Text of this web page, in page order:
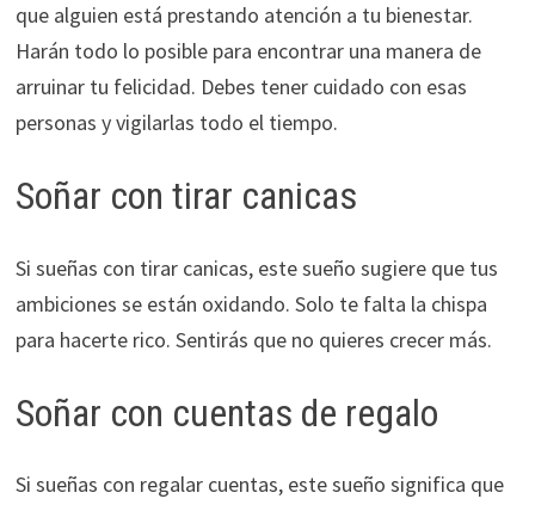
que alguien está prestando atención a tu bienestar.
Harán todo lo posible para encontrar una manera de
arruinar tu felicidad. Debes tener cuidado con esas
personas y vigilarlas todo el tiempo.
Soñar con tirar canicas
Si sueñas con tirar canicas, este sueño sugiere que tus
ambiciones se están oxidando. Solo te falta la chispa
para hacerte rico. Sentirás que no quieres crecer más.
Soñar con cuentas de regalo
Si sueñas con regalar cuentas, este sueño significa que